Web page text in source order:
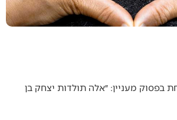
בפסוק מעניין: ״אלה תולדות יצחק בן